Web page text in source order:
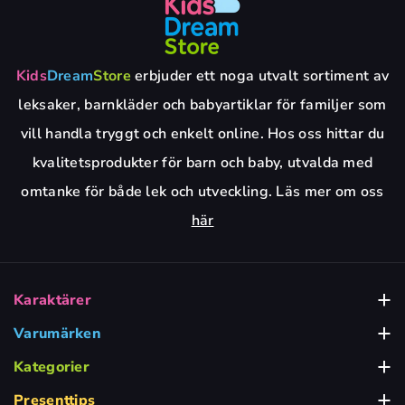
KidsDreamStore erbjuder ett noga utvalt sortiment av
leksaker, barnkläder och babyartiklar för familjer som
vill handla tryggt och enkelt online. Hos oss hittar du
kvalitetsprodukter för barn och baby, utvalda med
omtanke för både lek och utveckling. Läs mer om oss
här
Karaktärer
Babblarna
Bamse Leksaker
Barbie Leksaker
Varumärken
Alga
BRIO
Kategorier
Babyleksaker
Presenttips